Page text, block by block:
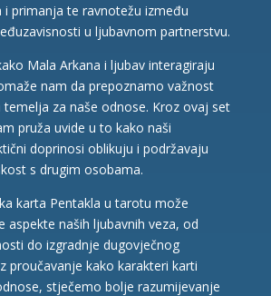
i primanja te ravnotežu između
u ljubavnom partnerstvu.
Mala Arkana i ljubav interagiraju
nam da prepoznamo važnost
temelja za naše odnose. Kroz ovaj set
pruža uvide u to kako naši
doprinosi oblikuju i podržavaju
s drugim osobama.
karta Pentakla u tarotu može
aspekte naših ljubavnih veza, od
do izgradnje dugovječnog
proučavanje kako karakteri karti
stječemo bolje razumijevanje